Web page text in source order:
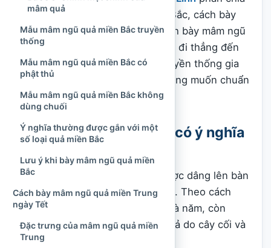
rõ cách bày mâm ngũ quả miền Bắc, cách bày
mâm ngũ quả miền Trung và cách bày mâm ngũ
quả miền Nam. Người đọc có thể đi thẳng đến
phần phù hợp với vùng miền, truyền thống gia
đình hoặc kiểu mâm quả mình đang muốn chuẩn
bị.
Mâm ngũ quả ngày Tết có ý nghĩa
Mâm ngũ quả là mâm trái cây được dâng lên bàn
thờ tổ tiên trong những ngày Tết. Theo cách
hiểu thông thường, “ngũ” nghĩa là năm, còn
“quả” chỉ các loại trái cây, hoa quả do cây cối và
đất đai tạo thành.
mâm quả
Mẫu mâm ngũ quả miền Bắc truyền
thống
Mẫu mâm ngũ quả miền Bắc có
phật thủ
Mẫu mâm ngũ quả miền Bắc không
dùng chuối
Ý nghĩa thường được gắn với một
số loại quả miền Bắc
Lưu ý khi bày mâm ngũ quả miền
Bắc
Cách bày mâm ngũ quả miền Trung
ngày Tết
Đặc trưng của mâm ngũ quả miền
Trung